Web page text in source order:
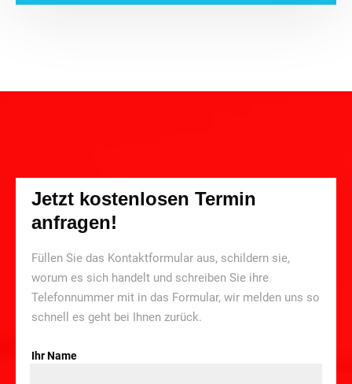
Jetzt kostenlosen Termin
anfragen!
Füllen Sie das Kontaktformular aus, schildern sie,
worum es sich handelt und schreiben Sie ihre
Telefonnummer mit in das Formular, wir melden uns so
schnell es geht bei Ihnen zurück.
Ihr Name